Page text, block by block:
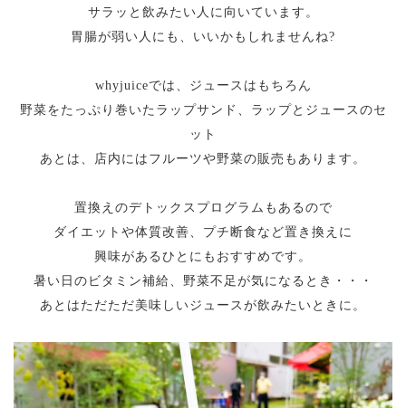
サラッと飲みたい人に向いています。
胃腸が弱い人にも、いいかもしれませんね?
whyjuiceでは、ジュースはもちろん
野菜をたっぷり巻いたラップサンド、ラップとジュースのセ
ット
あとは、店内にはフルーツや野菜の販売もあります。
置換えのデトックスプログラムもあるので
ダイエットや体質改善、プチ断食など置き換えに
興味があるひとにもおすすめです。
暑い日のビタミン補給、野菜不足が気になるとき・・・
あとはただただ美味しいジュースが飲みたいときに。